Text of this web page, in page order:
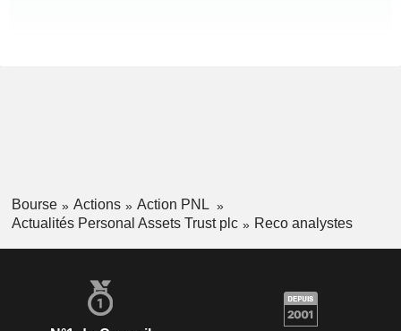
Bourse Actions
Action PNL
Actualités Personal Assets Trust plc
Reco analystes